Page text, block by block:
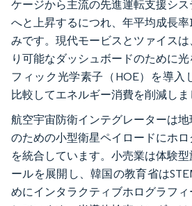
ケージから主流の先進運転支援シ
へと上昇するにつれ、年平均成長率
みです。現代モービスとツァイス
り可能なダッシュボードのために
フィック光学素子（HOE）を導入
比較してエネルギー消費を削減しま
航空宇宙防衛インテグレーターは
のための小型衛星ペイロードにホ
を統合しています。小売業は体験
ールを展開し、韓国の教育省は
めにインタラクティブホログラフ